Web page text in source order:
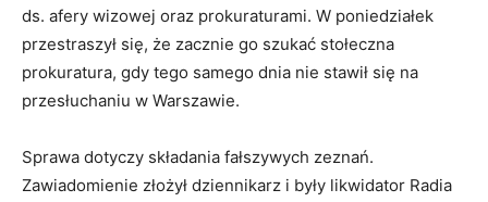
ds. afery wizowej oraz prokuraturami. W poniedziałek
przestraszył się, że zacznie go szukać stołeczna
prokuratura, gdy tego samego dnia nie stawił się na
przesłuchaniu w Warszawie.
Sprawa dotyczy składania fałszywych zeznań.
Zawiadomienie złożył dziennikarz i były likwidator Radia